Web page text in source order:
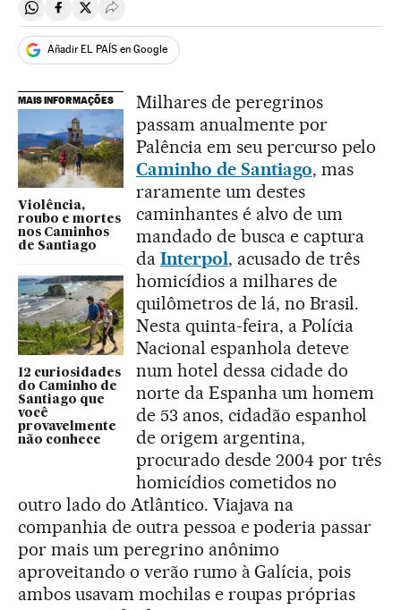
Compartir en Whatsapp
Compartir en Facebook
Compartir en Twitter
Desplegar Redes Sociales
Añadir EL PAÍS en Google
MAIS INFORMAÇÕES
Violência,
roubo e mortes
nos Caminhos
de Santiago
12 curiosidades
do Caminho de
Santiago que
você
provavelmente
não conhece
Milhares de peregrinos
passam anualmente por
Palência em seu percurso pelo
Caminho de Santiago, mas
raramente um destes
caminhantes é alvo de um
mandado de busca e captura
da Interpol, acusado de três
homicídios a milhares de
quilômetros de lá, no Brasil.
Nesta quinta-feira, a Polícia
Nacional espanhola deteve
num hotel dessa cidade do
norte da Espanha um homem
de 53 anos, cidadão espanhol
de origem argentina,
procurado desde 2004 por três
homicídios cometidos no
outro lado do Atlântico. Viajava na
companhia de outra pessoa e poderia passar
por mais um peregrino anônimo
aproveitando o verão rumo à Galícia, pois
ambos usavam mochilas e roupas próprias